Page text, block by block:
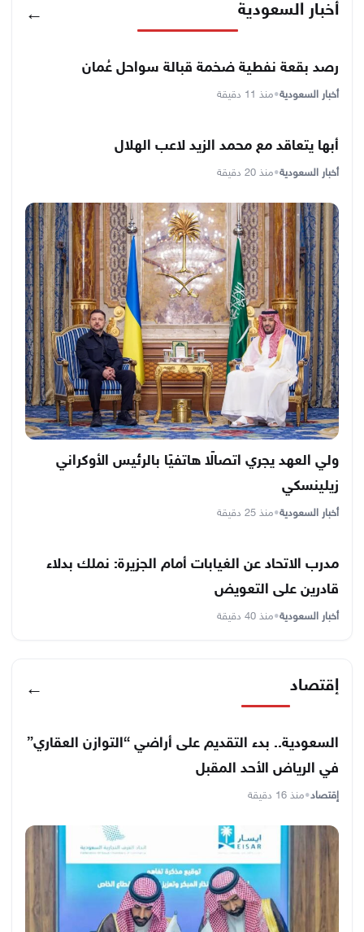
أخبار السعودية ←
رصد بقعة نفطية ضخمة قبالة سواحل عُمان
أخبار السعودية•منذ 11 دقيقة
أبها يتعاقد مع محمد الزيد لاعب الهلال
أخبار السعودية•منذ 20 دقيقة
ولي العهد يجري اتصالًا هاتفيًا بالرئيس الأوكراني
زيلينسكي
أخبار السعودية•منذ 25 دقيقة
مدرب الاتحاد عن الغيابات أمام الجزيرة: نملك بدلاء
قادرين على التعويض
أخبار السعودية•منذ 40 دقيقة
إقتصاد ←
السعودية.. بدء التقديم على أراضي “التوازن العقاري”
في الرياض الأحد المقبل
إقتصاد•منذ 16 دقيقة